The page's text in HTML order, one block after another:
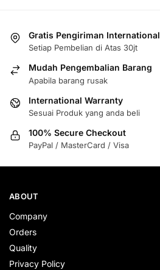
Gratis Pengiriman International
Setiap Pembelian di Atas 30jt
Mudah Pengembalian Barang
Apabila barang rusak
International Warranty
Sesuai Produk yang anda beli
100% Secure Checkout
PayPal / MasterCard / Visa
ABOUT
Company
Orders
Quality
Privacy Policy